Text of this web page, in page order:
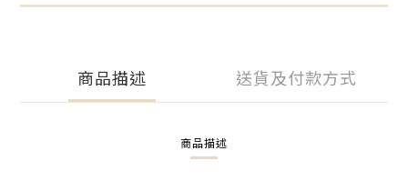
商品描述 送貨及付款方式
商品描述